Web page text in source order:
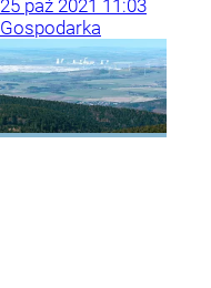
25 paź 2021 11:03
Gospodarka